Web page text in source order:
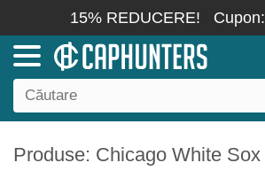
15% REDUCERE! Cupon:
Produse: Chicago White Sox